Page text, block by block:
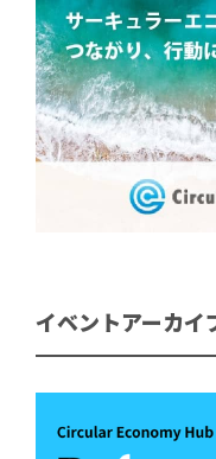
イベントアーカイ